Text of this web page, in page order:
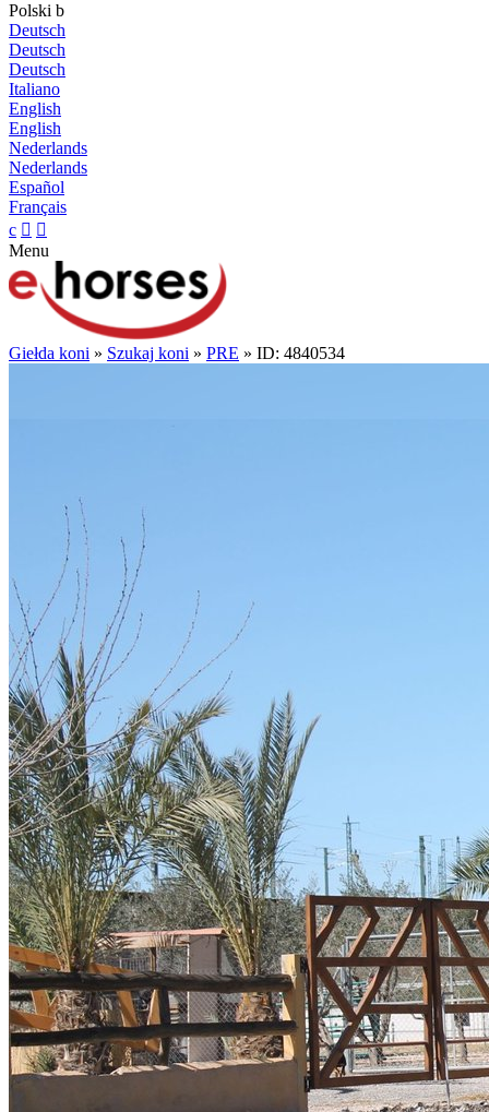
Polski b
Deutsch
Deutsch
Deutsch
Italiano
English
English
Nederlands
Nederlands
Español
Français
c  
Menu
Giełda koni » Szukaj koni » PRE » ID: 4840534